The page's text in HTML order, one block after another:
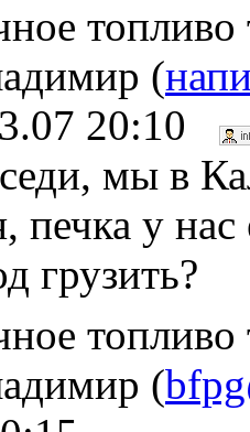
(
20:10
мы в
печка у нас
грузить?
(